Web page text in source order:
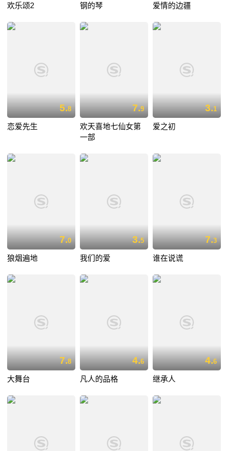
欢乐颂2 钢的琴 爱情的边疆
5.8
恋爱先生
7.9
欢天喜地七仙女第
一部
3.1
爱之初
7.0
狼烟遍地
3.5
我们的爱
7.3
谁在说谎
7.8
大舞台
4.6
凡人的品格
4.6
继承人